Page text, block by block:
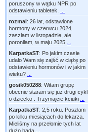
poruszony w wątku NPR po
odstawieniu tabletek.
rozmal: 26 lat, odstawione
hormony w czerwcu 2024,
zaszłam w listopadzie, ale
poroniłam, w maju 2025
KarpatkaST: Po jakim czasie
udało Wam się zajść w ciążę po
odstawieniu hormonów i w jakim
wieku?
gosik050288: Witam grupę
obecnie staram się już drugi cykl
o dziecko . Trzymajcie kciuki
KarpatkaST: 2,5 roku. Poszłam
po kilku miesiącach do lekarza.
Mieliśmy na przełomie tych lat
dużo bada